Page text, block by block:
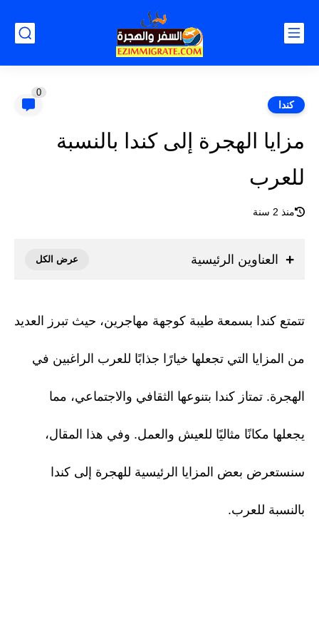
كندا
0
مزايا الهجرة إلى كندا بالنسبة
للعرب
منذ 2 سنة
العناوين الرئيسية
تتمتع كندا بسمعة طيبة كوجهة مهاجرين، حيث تبرز العديد
من المزايا التي تجعلها خيارًا جذابًا للعرب الراغبين في
الهجرة. تمتاز كندا بتنوعها الثقافي والاجتماعي، مما
يجعلها مكانًا مثاليًا للعيش والعمل. وفي هذا المقال،
سنستعرض بعض المزايا الرئيسية للهجرة إلى كندا
بالنسبة للعرب.